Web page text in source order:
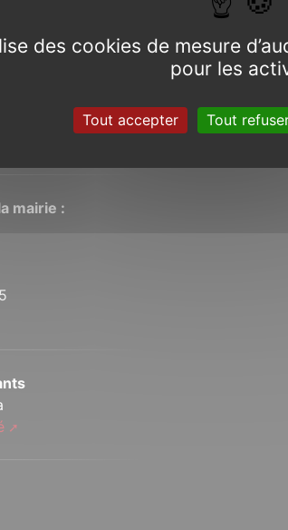
en Schiste Rouge
de Bretagne ».
le « Chêne à
siècles les
mairie :
des cookies de mesure
pour les
Tout accepter Tout